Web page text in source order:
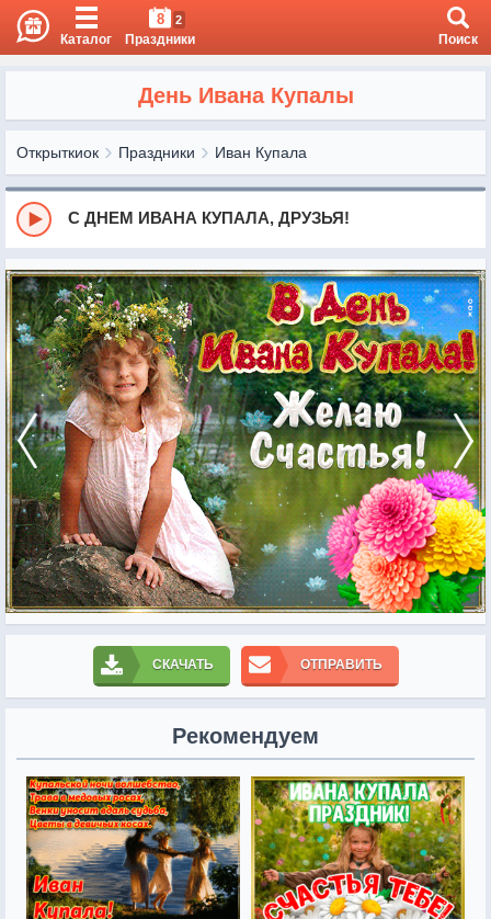
Каталог
8 2
Праздники Поиск
День Ивана Купалы
Открыткиок Праздники Иван Купала
С ДНЕМ ИВАНА КУПАЛА, ДРУЗЬЯ!
СКАЧАТЬ ОТПРАВИТЬ
Рекомендуем